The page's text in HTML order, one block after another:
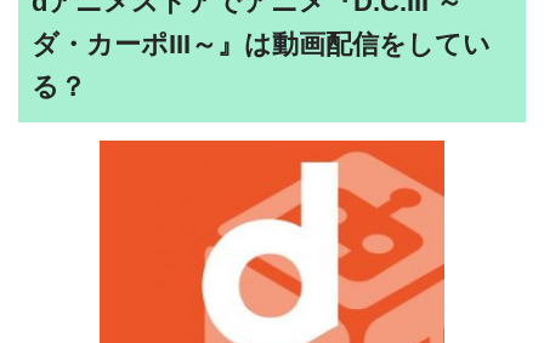
ダ・カーポIII～』は動画配信をしてい
る？